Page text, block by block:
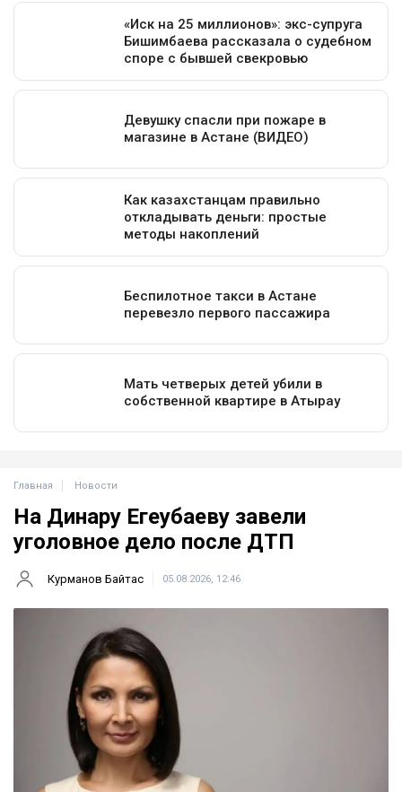
Главная Новости
На Динару Егеубаеву завели
уголовное дело после ДТП
Курманов Байтас 05.08.2026, 12:46